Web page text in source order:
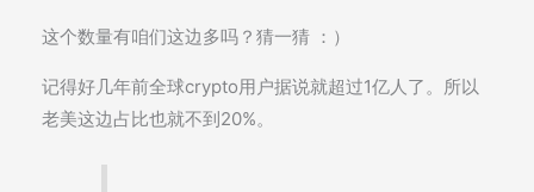
这个数量有咱们这边多吗？猜一猜 ：）
记得好几年前全球crypto用户据说就超过1亿人了。所以
老美这边占比也就不到20%。